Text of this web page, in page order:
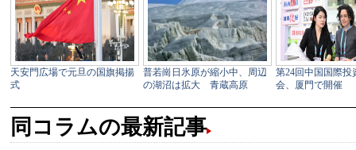
同コラムの最新記事